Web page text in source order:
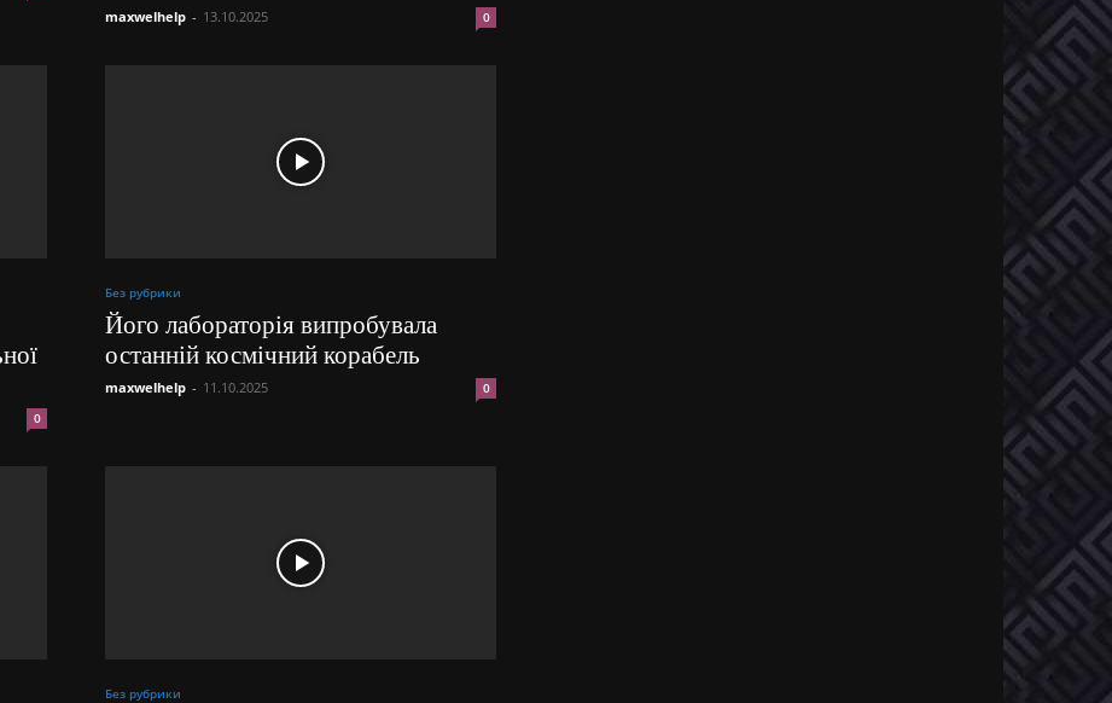
maxwelhelp - 13.10.2025 0
0
Без рубрики
Його лабораторія випробувала
останній космічний корабель
maxwelhelp - 11.10.2025 0
Без рубрики